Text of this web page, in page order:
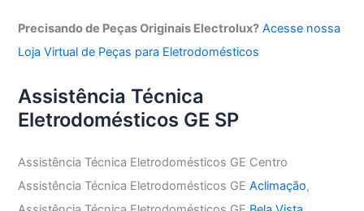
Precisando de Peças Originais Electrolux? Acesse nossa
Loja Virtual de Peças para Eletrodomésticos
Assistência Técnica
Eletrodomésticos GE SP
Assistência Técnica Eletrodomésticos GE Centro
Assistência Técnica Eletrodomésticos GEAclimação,